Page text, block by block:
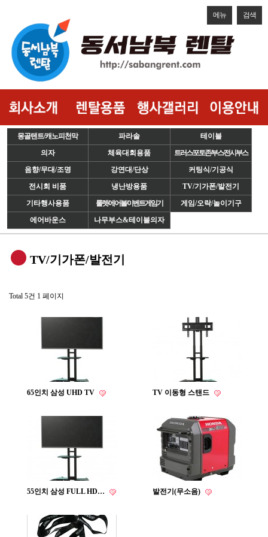
메뉴 검색
몽골텐트/캐노피천막 파라솔
테이블
의자
체육대회용품
트러스/포토존/부스/전시부스
음향/무대/조명
강연대/단상
커팅식/기공식
전시회 비품
냉난방용품
TV/기가폰/발전기
기타행사용품
룰렛/에어볼/이벤트게임기
게임/오락/놀이기구
에어바운스
나무부스&테이블의자
TV/기가폰/발전기
Total 5건 1 페이지
65인치 삼성 UHD TV TV 이동형 스탠드
55인치 삼성 FULL HD… 발전기(무소음)